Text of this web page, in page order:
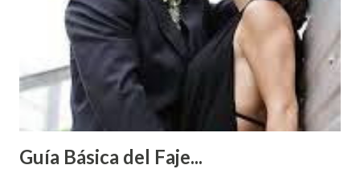
Guía Básica del Faje...